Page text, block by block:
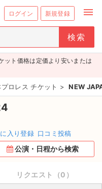
ログイン 新規登録 menu
ット価格は定価より安いまたは
ロレス チケット > NEW
入り登録 口コミ投稿
公演・日程から検索
リクエスト（0）